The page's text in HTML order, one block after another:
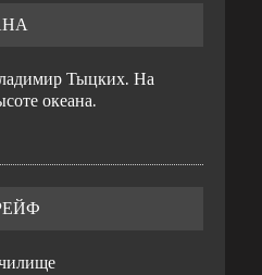
Тыцких. На
океана.